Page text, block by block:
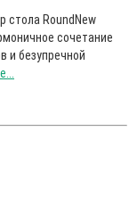
стола RoundNew
сочетание
и безупречной